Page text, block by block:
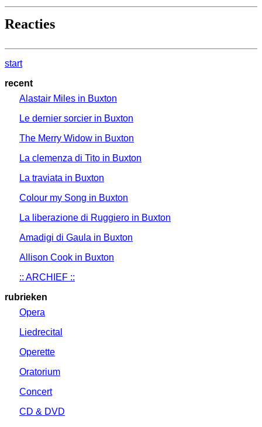
Reacties
start
recent
Alastair Miles in Buxton
Le dernier sorcier in Buxton
The Merry Widow in Buxton
La clemenza di Tito in Buxton
La traviata in Buxton
Colour my Song in Buxton
La liberazione di Ruggiero in Buxton
Amadigi di Gaula in Buxton
Allison Cook in Buxton
:: ARCHIEF ::
rubrieken
Opera
Liedrecital
Operette
Oratorium
Concert
CD & DVD